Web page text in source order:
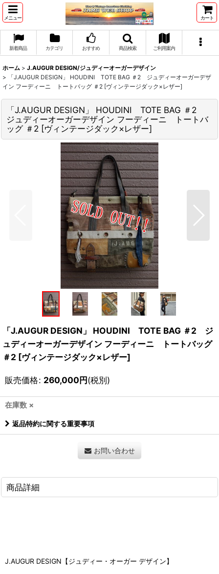
メニュー カート
新着商品 カテゴリ おすすめ 商品検索 ご利用案内
ホーム > J.AUGUR DESIGN/ジュディーオーガーデザイン
>
「J.AUGUR DESIGN」 HOUDINI TOTE BAG ＃2 ジュディーオーガーデザ
イン フーディーニ トートバッグ ＃2 [ヴィンテージダック×レザー]
「J.AUGUR DESIGN」 HOUDINI TOTE BAG ＃2
ジュディーオーガーデザイン フーディーニ トートバ
ッグ ＃2 [ヴィンテージダック×レザー]
「J.AUGUR DESIGN」 HOUDINI TOTE BAG ＃2 ジ
ュディーオーガーデザイン フーディーニ トートバッグ
＃2 [ヴィンテージダック×レザー]
販売価格: 260,000円(税別)
在庫数 ×
返品特約に関する重要事項
お問い合わせ
商品詳細
J.AUGUR DESIGN【ジュディー・オーガー デザイン】